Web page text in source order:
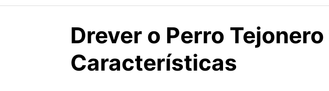
Drever o Perro
Características